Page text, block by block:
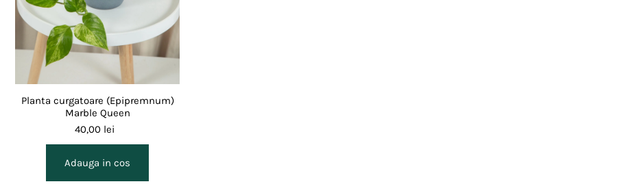
Planta curgatoare (Epipremnum)
Marble Queen
40,00 lei